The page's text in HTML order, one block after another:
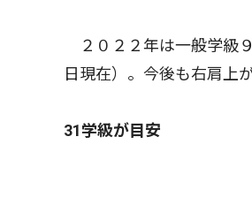
２０２２年は一般学級
日現在）。今後も右肩上
31学級が目安